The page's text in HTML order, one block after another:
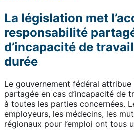
La législation met
responsabilité
d’incapacité de
durée
Le gouvernement fédéral
partagée en cas d’incapacité de
à toutes les parties concernées.
employeurs, les médecins, les
régionaux pour l’emploi ont tous